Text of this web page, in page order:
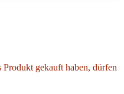
gekauft haben, dürfen